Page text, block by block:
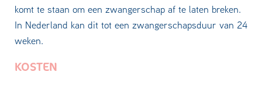
komt te staan om een zwangerschap af te laten breken.
In Nederland kan dit tot een zwangerschapsduur van 24
weken.
KOSTEN